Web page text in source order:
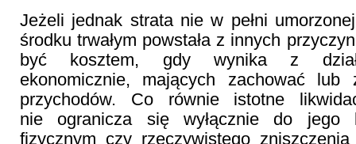
Jeżeli jednak strata nie w pełni
środku trwałym powstała z innych
być kosztem, gdy wynika z
ekonomicznie, mających zachować lub
przychodów. Co równie istotne
nie ogranicza się wyłącznie do jego
fizycznym czy rzeczywistego